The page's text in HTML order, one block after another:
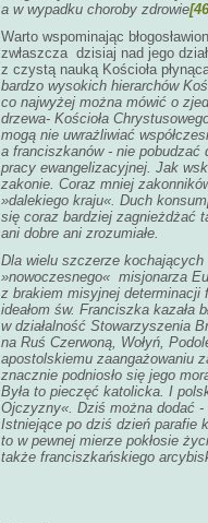
a w wypadku choroby zdrowie
Warto wspominając
zwłaszcza dzisiaj nad jego
z czystą nauką Kościoła
bardzo wysokich hierarchów
co najwyżej można mówić o
drzewa- Kościoła
mogą nie uwrażliwiać
a franciszkanów - nie pobudzać
pracy ewangelizacyjnej. Jak
zakonie. Coraz mniej
»dalekiego kraju«. Duch
się coraz bardziej zagnieżdżać
ani dobre ani zrozumiałe.
Dla wielu szczerze
»nowoczesnego« misjonarza
z brakiem misyjnej determinacji
ideałom św. Franciszka kazała
w działalność Stowarzyszenia
na Ruś Czerwoną, Wołyń,
apostolskiemu zaangażowaniu
znacznie podniosło się jego
Była to pieczęć katolicka. I
Ojczyzny«. Dziś można dodać -
Istniejące po dziś dzień parafie
to w pewnej mierze pokłosie
także franciszkańskiego